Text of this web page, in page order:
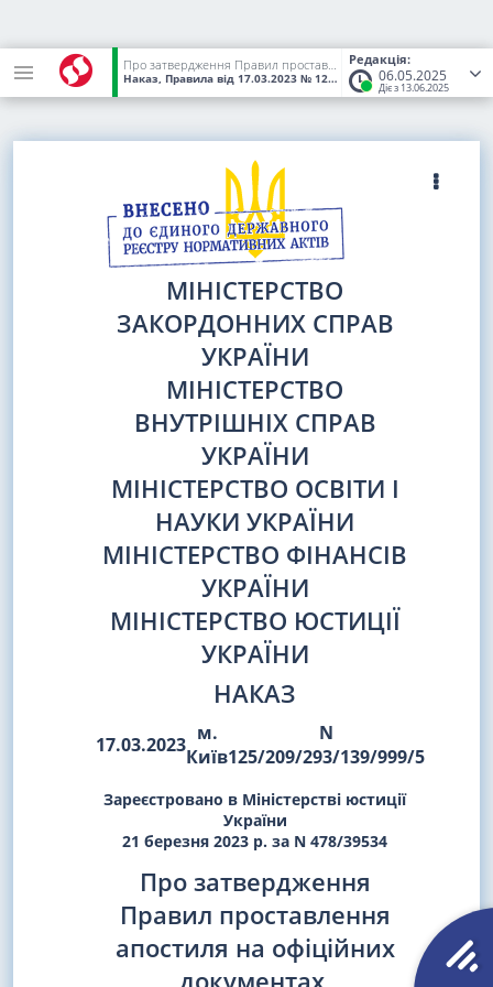
Редакція:
06.05.2025
Діє з 13.06.2025
Про затвердження Правил проставлення апостиля на офіційних документах, призначених для використання на території інших держав
Наказ, Правила від 17.03.2023 № 125/209/293/139/999/5 (Статус:
МІНІСТЕРСТВО
ЗАКОРДОННИХ СПРАВ
УКРАЇНИ
МІНІСТЕРСТВО
ВНУТРІШНІХ СПРАВ
УКРАЇНИ
МІНІСТЕРСТВО ОСВІТИ І
НАУКИ УКРАЇНИ
МІНІСТЕРСТВО ФІНАНСІВ
УКРАЇНИ
МІНІСТЕРСТВО ЮСТИЦІЇ
УКРАЇНИ
НАКАЗ
17.03.2023 м.
Київ
N
125/209/293/139/999/5
Зареєстровано в Міністерстві юстиції
України
21 березня 2023 р. за N 478/39534
Про затвердження
Правил проставлення
апостиля на офіційних